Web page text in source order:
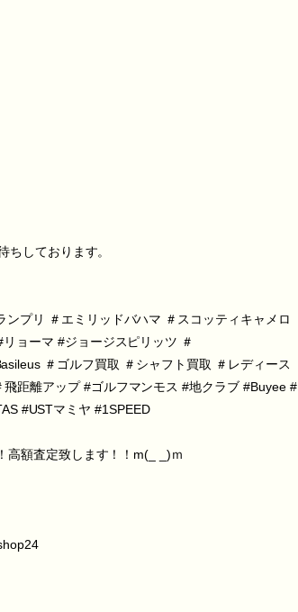
しております。
ンプリ ＃エミリッドバハマ ＃スコッティキャメロ
リョーマ #ジョージスピリッツ ＃
＃ゴルフ買取 ＃シャフト買取 ＃レディース
飛距離アップ #ゴルフマンモス #地クラブ #Buyee #
#USTマミヤ #1SPEED
高額査定致します！！m(_ _)ｍ